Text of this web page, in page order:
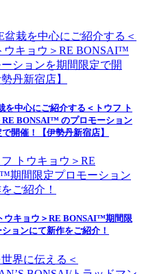
を中心にご紹介する＜トウフ ト
RE BONSAI™ のプロモーション
開催！【伊勢丹新宿店】
ウキョウ＞RE BONSAI™期間限
ョンにて新作をご紹介！